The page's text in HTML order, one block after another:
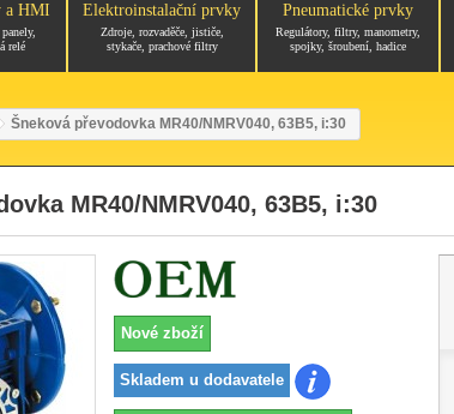
a HMI
relé
Elektroinstalační prvky
Zdroje, rozvaděče, jističe,
stykače, prachové filtry
Pneumatické prvky
Regulátory, filtry, manometry,
spojky, šroubení, hadice
Šneková převodovka MR40/NMRV040, 63B5, i:30
MR40/NMRV040, 63B5, i:30
Nové zboží
Skladem u dodavatele